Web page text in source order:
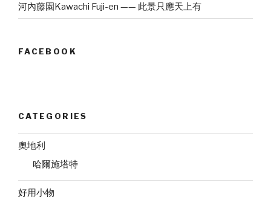
河內藤園Kawachi Fuji-en —— 此景只應天上有
FACEBOOK
CATEGORIES
奧地利
哈爾施塔特
好用小物